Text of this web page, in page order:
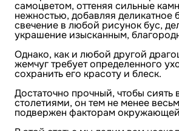
самоцветом, оттеняя сильные
нежностью, добавляя деликатное
свечение в любой рисунок бус,
украшение изысканным,
Однако, как и любой другой
жемчуг требует определенного
сохранить его красоту и блеск.
Достаточно прочный, чтобы сиять
столетиями, он тем не менее
подвержен факторам